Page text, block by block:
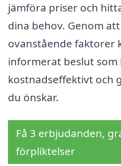
jämföra priser och
dina behov. Genom
ovanstående faktorer
informerat beslut som
kostnadseffektivt och
du önskar.
Få 3 erbjudanden,
förpliktelser